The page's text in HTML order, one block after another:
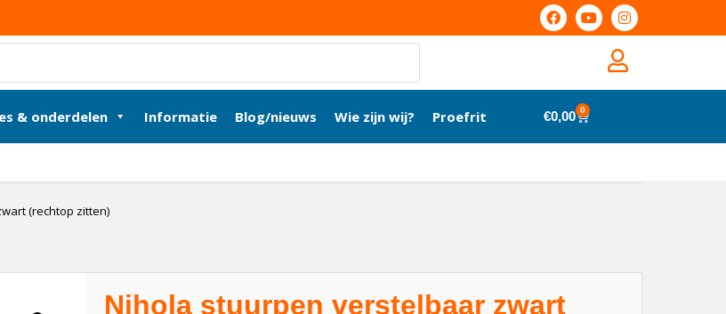
& onderdelen Informatie Blog/nieuws Wie zijn wij? Proefrit €0,00 0
(rechtop zitten)
Nihola stuurpen verstelbaar zwart